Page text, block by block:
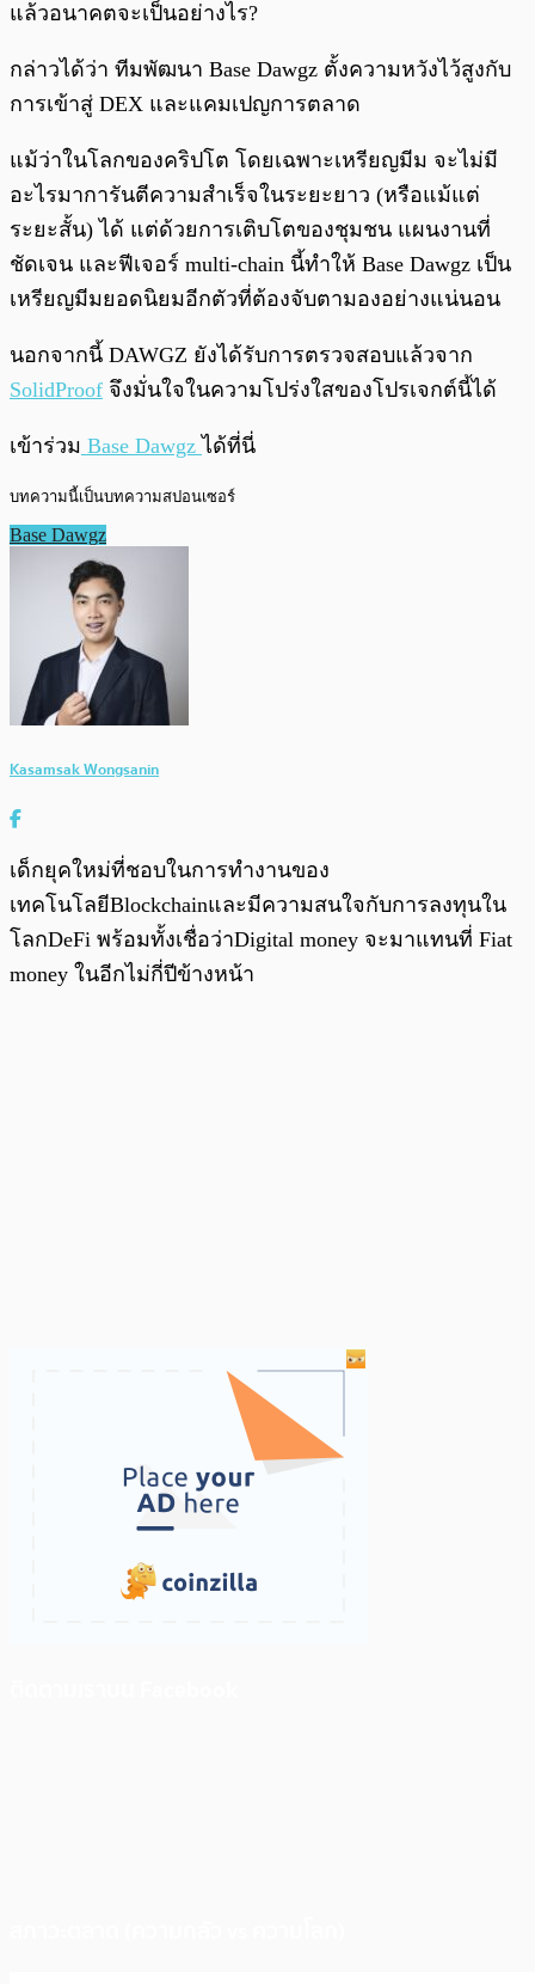
แล้วอนาคตจะเป็นอย่างไร?
กล่าวได้ว่า ทีมพัฒนา Base Dawgz ตั้งความหวังไว้สูงกับ
การเข้าสู่ DEX และแคมเปญการตลาด
แม้ว่าในโลกของคริปโต โดยเฉพาะเหรียญมีม จะไม่มี
อะไรมาการันตีความสำเร็จในระยะยาว (หรือแม้แต่
ระยะสั้น) ​ได้ แต่ด้วยการเติบโตของชุมชน แผนงานที่
ชัดเจน และฟีเจอร์ multi-chain นี้ทำให้ Base Dawgz เป็น
เหรียญมีมยอดนิยมอีกตัวที่ต้องจับตามองอย่างแน่นอน
นอกจากนี้ DAWGZ ยังได้รับการตรวจสอบแล้วจาก
SolidProof จึงมั่นใจในความโปร่งใสของโปรเจกต์นี้ได้
เข้าร่วม Base Dawgz ได้ที่นี่
บทความนี้เป็นบทความสปอนเซอร์
Base Dawgz
Kasamsak Wongsanin
เด็กยุคใหม่ที่ชอบในการทำงานของ
เทคโนโลยีBlockchainและมีความสนใจกับการลงทุนใน
โลกDeFi พร้อมทั้งเชื่อว่าDigital money จะมาแทนที่ Fiat
money ในอีกไม่กี่ปีข้างหน้า